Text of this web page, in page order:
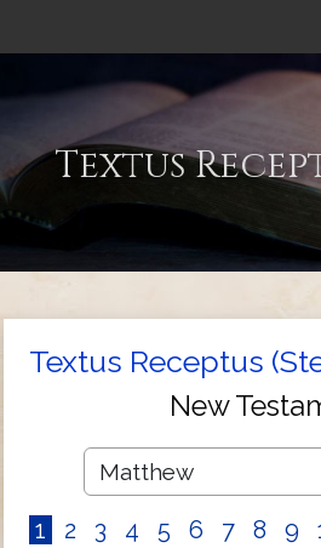
Textus
Textus Receptus
New
1 2 3 4 5 6 7 8 9